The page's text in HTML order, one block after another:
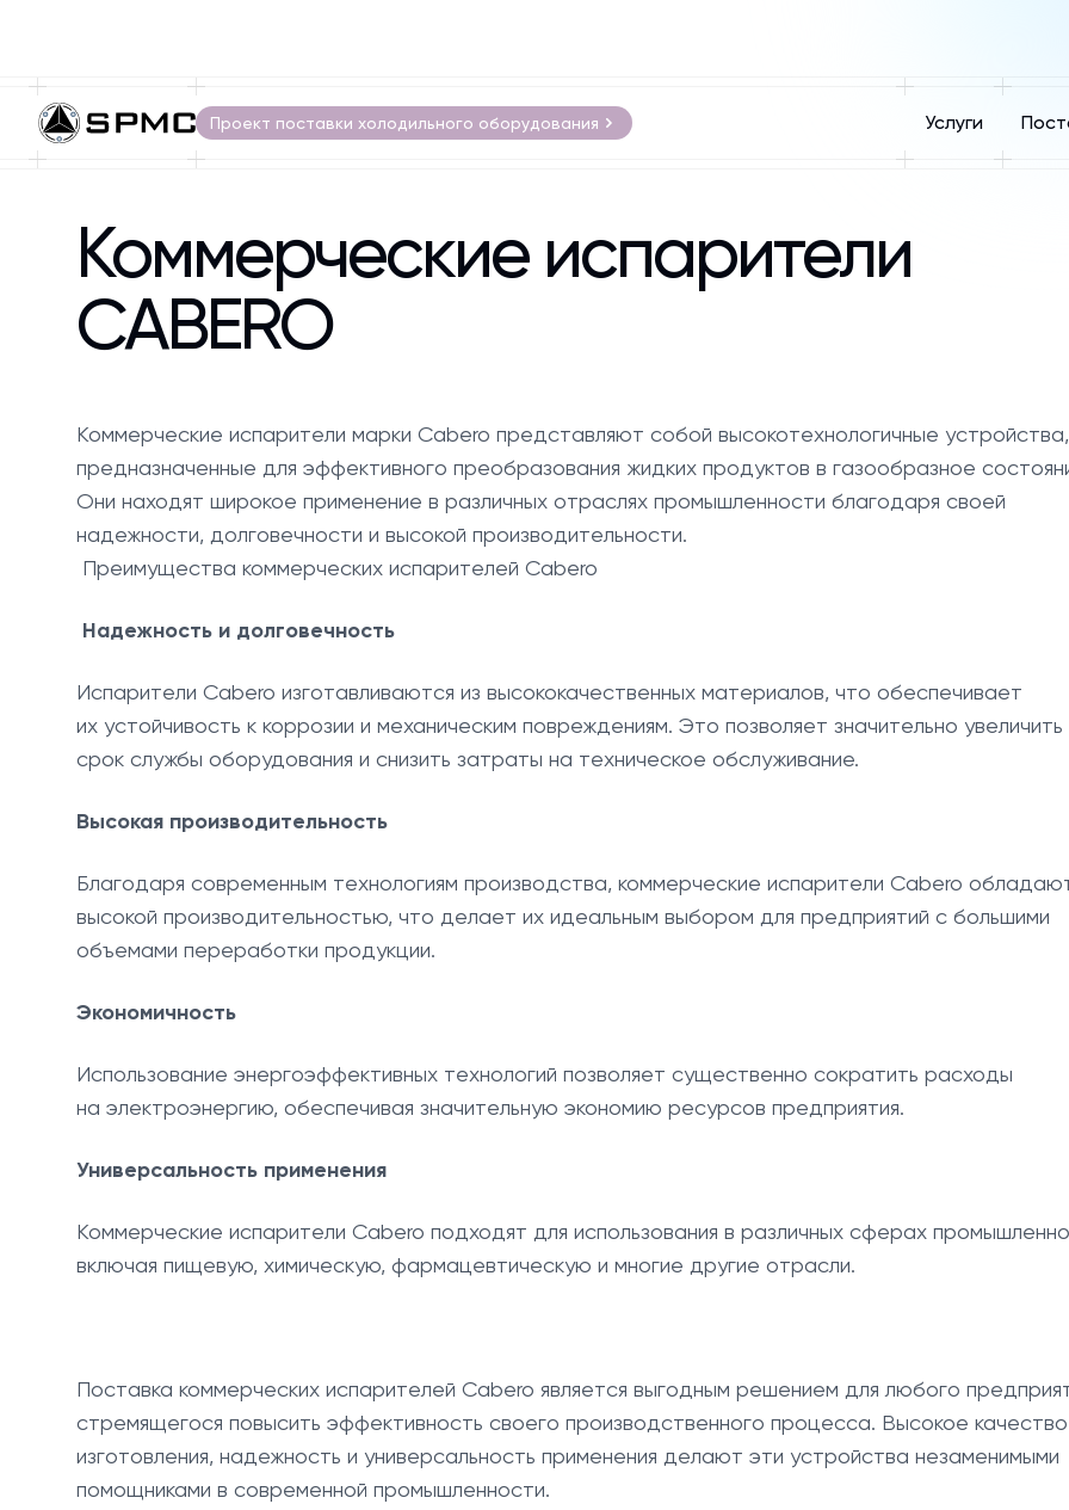
Проект поставки холодильного оборудования Услуги
Коммерческие испарители
CABERO
Коммерческие испарители марки Cabero представляют собой высокотехнологичные устройства,
предназначенные для эффективного преобразования жидких продуктов в газообразное
Они находят широкое применение в различных отраслях промышленности благодаря своей
надежности, долговечности и высокой производительности.
Преимущества коммерческих испарителей Cabero
Надежность и долговечность
Испарители Cabero изготавливаются из высококачественных материалов, что обеспечивает
их устойчивость к коррозии и механическим повреждениям. Это позволяет значительно увеличить
срок службы оборудования и снизить затраты на техническое обслуживание.
Высокая производительность
Благодаря современным технологиям производства, коммерческие испарители Cabero
высокой производительностью, что делает их идеальным выбором для предприятий с большими
объемами переработки продукции.
Экономичность
Использование энергоэффективных технологий позволяет существенно сократить расходы
на электроэнергию, обеспечивая значительную экономию ресурсов предприятия.
Универсальность применения
Коммерческие испарители Cabero подходят для использования в различных сферах
включая пищевую, химическую, фармацевтическую и многие другие отрасли.
Поставка коммерческих испарителей Cabero является выгодным решением для любого
стремящегося повысить эффективность своего производственного процесса. Высокое качество
изготовления, надежность и универсальность применения делают эти устройства незаменимыми
помощниками в современной промышленности.